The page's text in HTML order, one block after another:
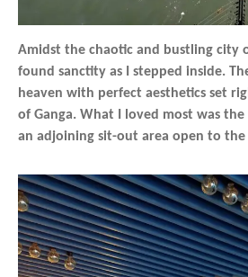
Amidst the chaotic and bustling city
found sanctity as I stepped inside.
heaven with perfect aesthetics set
of Ganga. What I loved most was
an adjoining sit-out area open to the